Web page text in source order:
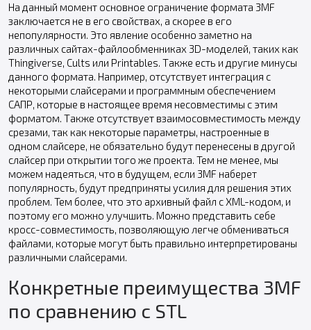
На данный момент основное ограничение формата 3MF
заключается не в его свойствах, а скорее в его
непопулярности. Это явление особенно заметно на
различных сайтах-файлообменниках 3D-моделей, таких как
Thingiverse, Cults или Printables. Также есть и другие минусы
данного формата. Например, отсутствует интеграция с
некоторыми слайсерами и программным обеспечением
САПР, которые в настоящее время несовместимы с этим
форматом. Также отсутствует взаимосовместимость между
срезами, так как некоторые параметры, настроенные в
одном слайсере, не обязательно будут перенесены в другой
слайсер при открытии того же проекта. Тем не менее, мы
можем надеяться, что в будущем, если 3MF наберет
популярность, будут предприняты усилия для решения этих
проблем. Тем более, что это архивный файл с XML-кодом, и
поэтому его можно улучшить. Можно представить себе
кросс-совместимость, позволяющую легче обмениваться
файлами, которые могут быть правильно интерпретированы
различными слайсерами.
Конкретные преимущества 3MF
по сравнению с STL